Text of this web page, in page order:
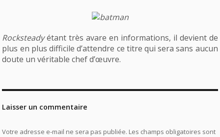
Rocksteadyétant très avare en informations, il devient de
plus en plus difficile d’attendre ce titre qui sera sans aucun
doute un véritable chef d’œuvre.
Laisser un commentaire
Votre adresse e-mail ne sera pas publiée. Les champs obligatoires sont